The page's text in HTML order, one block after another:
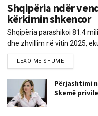
Shqipëria ndër
kërkimin shkencor
Shqipëria parashikoi 81.4
dhe zhvillim në vitin 2025,
LEXO MË SHUMË
Përjashtimi
Skemë